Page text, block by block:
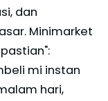
dan
Minimarket
mi instan
hari,